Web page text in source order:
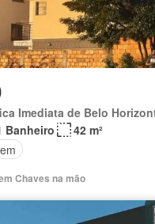
Banheiro
42 m²
Chaves na mão